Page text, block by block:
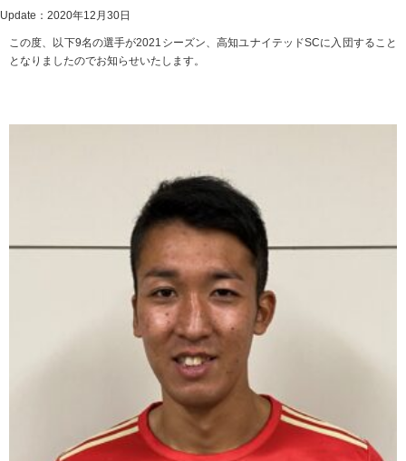
Update：2020年12月30日
この度、以下9名の選手が2021シーズン、高知ユナイテッドSCに入団すること
となりましたのでお知らせいたします。